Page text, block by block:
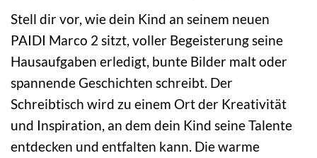
Stell dir vor, wie dein Kind an seinem neuen
PAIDI Marco 2 sitzt, voller Begeisterung seine
Hausaufgaben erledigt, bunte Bilder malt oder
spannende Geschichten schreibt. Der
Schreibtisch wird zu einem Ort der Kreativität
und Inspiration, an dem dein Kind seine Talente
entdecken und entfalten kann. Die warme